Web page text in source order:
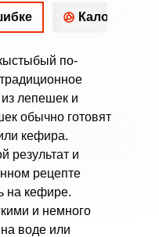
по-
из лепешек и
обычно готовят
кефира.
результат и
рецепте
на кефире.
и немного
воде или